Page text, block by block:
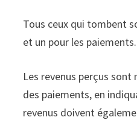
Tous ceux qui tombent
et un pour les
Les revenus perçus
des paiements, en
revenus doivent